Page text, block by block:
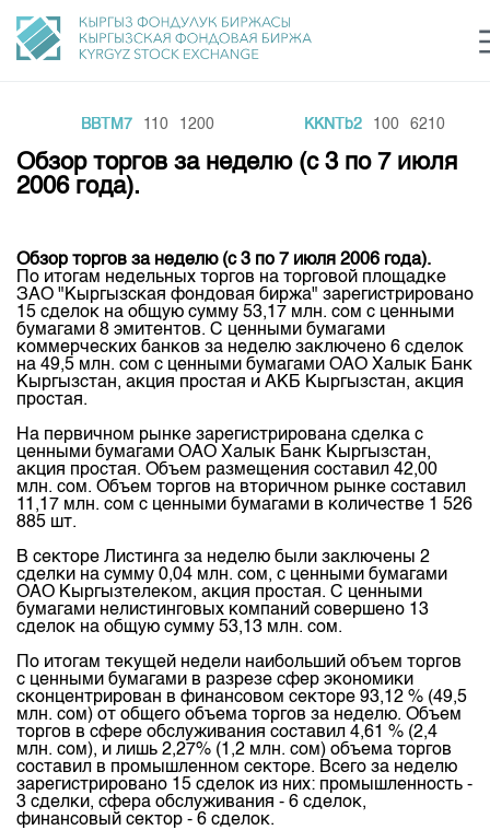
Финансовый рынок KG login Рус Кыр Eng
Общая информация
Акционеры
Руководство
Внутренний аудитор
Комитеты
Участники торгов
Наши партнеры
Корпоративные документы
Контакты
Направления
Товарно-сырьевой сектор
Листинг
Центр раскрытия информации
Тарифы
Аналитика
Финансовый рынок KG
25 лет ЗАО КФБ
Нормативная база
Биржевая деятельность
Депозитарная деятельность
Центр раскрытия информации
Статистика торгов
Итоги последних торгов
Архив торгов
Индекс и Капитализация
Котировки по ЦБ
Котировки по драг. металлам
Расписание аукционов по ГЦБ
Результаты аукционов ГЦБ
Объем ГЦБ в обращении
Результаты аукционов по депозитам
Общая информация
План работы на год
BBTM7 110 1200 KKNTb2 100 6210
Обзор торгов за неделю (с 3 по 7 июля
2006 года).
Обзор торгов за неделю (с 3 по 7 июля 2006 года).
По итогам недельных торгов на торговой площадке
ЗАО "Кыргызская фондовая биржа" зарегистрировано
15 сделок на общую сумму 53,17 млн. сом с ценными
бумагами 8 эмитентов. С ценными бумагами
коммерческих банков за неделю заключено 6 сделок
на 49,5 млн. сом с ценными бумагами ОАО Халык Банк
Кыргызстан, акция простая и АКБ Кыргызстан, акция
простая.
На первичном рынке зарегистрирована сделка с
ценными бумагами ОАО Халык Банк Кыргызстан,
акция простая. Объем размещения составил 42,00
млн. сом. Объем торгов на вторичном рынке составил
11,17 млн. сом с ценными бумагами в количестве 1 526
885 шт.
В секторе Листинга за неделю были заключены 2
сделки на сумму 0,04 млн. сом, с ценными бумагами
ОАО Кыргызтелеком, акция простая. С ценными
бумагами нелистинговых компаний совершено 13
сделок на общую сумму 53,13 млн. сом.
По итогам текущей недели наибольший объем торгов
с ценными бумагами в разрезе сфер экономики
сконцентрирован в финансовом секторе 93,12 % (49,5
млн. сом) от общего объема торгов за неделю. Объем
торгов в сфере обслуживания составил 4,61 % (2,4
млн. сом), и лишь 2,27% (1,2 млн. сом) объема торгов
составил в промышленном секторе. Всего за неделю
зарегистрировано 15 сделок из них: промышленность -
3 сделки, сфера обслуживания - 6 сделок,
финансовый сектор - 6 сделок.